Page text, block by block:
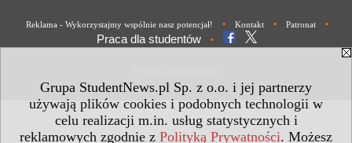
Grupa StudentNews.pl Sp. z o.o. i jej partnerzy
używają plików cookies i podobnych technologii w
celu realizacji m.in. usług statystycznych i
reklamowych zgodnie z Polityką Prywatności. Możesz
Reklama - Wykorzystajmy wspólnie nasz potencjał! • Kontakt • Patronat •
Praca dla studentów •